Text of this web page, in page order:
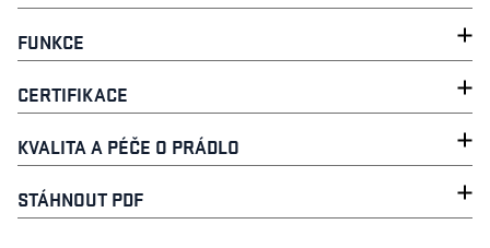
FUNKCE
CERTIFIKACE
KVALITA A PÉČE O PRÁDLO
STÁHNOUT PDF